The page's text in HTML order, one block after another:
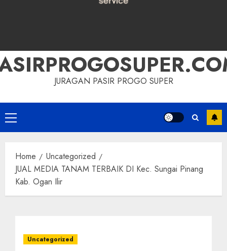
JURAGAN PASIR PROGO SUPER
Primary
Menu
Home
Uncategorized
JUAL MEDIA TANAM TERBAIK DI Kec. Sungai Pinang
Kab. Ogan Ilir
Uncategorized